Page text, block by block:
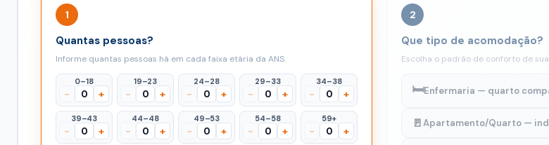
1
Quantas pessoas?
Informe quantas pessoas há em cada faixa etária da ANS.
0–18
− +
19–23
− +
24–28
− +
29–33
− +
34–38
− +
39–43
− +
44–48
− +
49–53
− +
54–58
− +
59+
− +
2
Que tipo de acomodação?
Escolha o padrão de conforto de
🛏️Enfermaria — quarto
🚪Apartamento/Quarto —